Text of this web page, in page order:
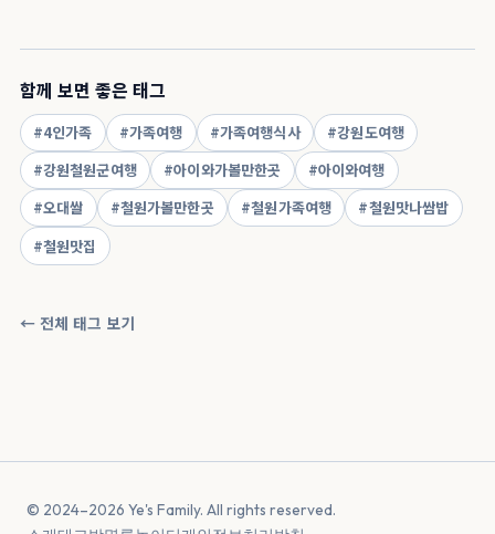
함께 보면 좋은 태그
#4인가족 #가족여행 #가족여행식사
#강원도여행
#강원철원군여행
#아이와가볼만한곳
#아이와여행
#오대쌀
#철원가볼만한곳 #철원가족여행
#철원맛나쌈밥
#철원맛집
← 전체 태그 보기
© 2024–2026 Ye's Family. All rights reserved.